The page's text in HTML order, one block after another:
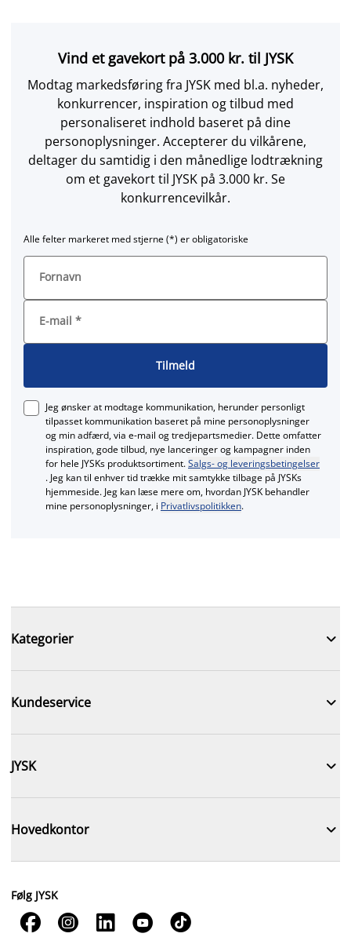
Vind et gavekort på 3.000 kr. til JYSK
Modtag markedsføring fra JYSK med bl.a. nyheder,
konkurrencer, inspiration og tilbud med
personaliseret indhold baseret på dine
personoplysninger. Accepterer du vilkårene,
deltager du samtidig i den månedlige lodtrækning
om et gavekort til JYSK på 3.000 kr. Se
konkurrencevilkår.
Alle felter markeret med stjerne (*) er obligatoriske
Fornavn
E-mail *
Tilmeld
Jeg ønsker at modtage kommunikation, herunder personligt
tilpasset kommunikation baseret på mine personoplysninger
og min adfærd, via e‑mail og tredjepartsmedier. Dette omfatter
inspiration, gode tilbud, nye lanceringer og kampagner inden
for hele JYSKs produktsortiment.Salgs- og leveringsbetingelser
. Jeg kan til enhver tid trække mit samtykke tilbage på JYSKs
hjemmeside. Jeg kan læse mere om, hvordan JYSK behandler
mine personoplysninger, i Privatlivspolitikken.
Kategorier 
Kundeservice 
JYSK 
Hovedkontor 
Følg JYSK
    